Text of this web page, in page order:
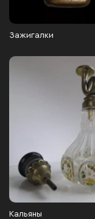
Зажигалки
Кальяны